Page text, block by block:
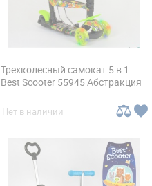
Трехколесный самокат 5 в 1
Best Scooter 55945 Абстракция
Нет в наличии